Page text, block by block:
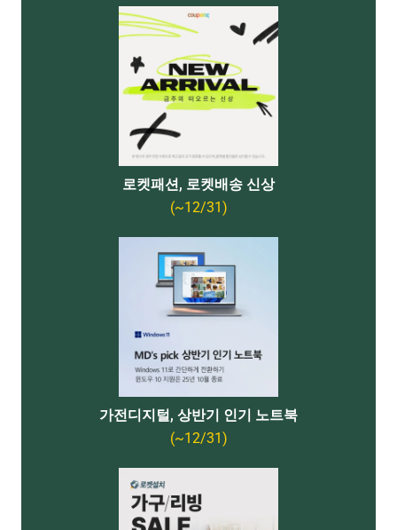
로켓패션, 로켓배송 신상
(~12/31)
가전디지털, 상반기 인기 노트북
(~12/31)